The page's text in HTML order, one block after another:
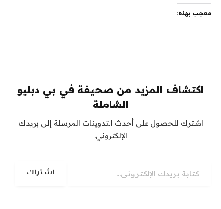
معجب بهذه:
اكتشاف المزيد من صحيفة في بي دبليو
الشاملة
اشترك للحصول على أحدث التدوينات المرسلة إلى بريدك
الإلكتروني.
كتابة بريدك الإلكتروني...
اشتراك